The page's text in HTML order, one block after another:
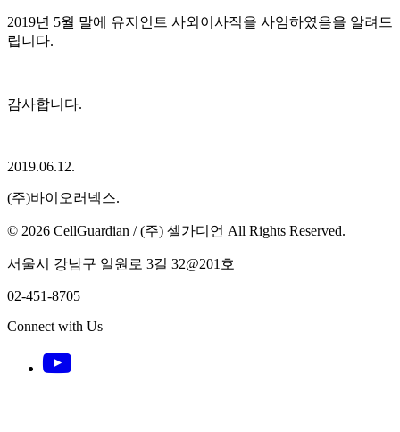
2019년 5월 말에 유지인트 사외이사직을 사임하였음을 알려드
립니다.
감사합니다.
2019.06.12.
(주)바이오러넥스.
© 2026 CellGuardian / (주) 셀가디언 All Rights Reserved.
서울시 강남구 일원로 3길 32@201호
02-451-8705
Connect with Us